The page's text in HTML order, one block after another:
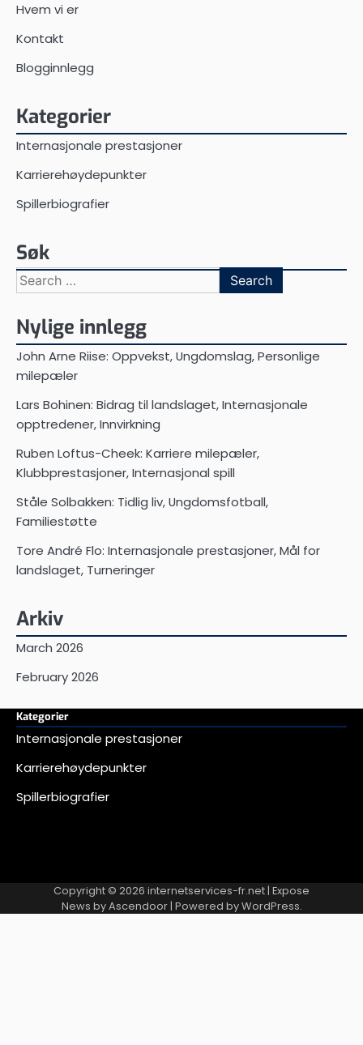
Hvem vi er
Kontakt
Blogginnlegg
Kategorier
Internasjonale prestasjoner
Karrierehøydepunkter
Spillerbiografier
Søk
Search
for:
Nylige innlegg
John Arne Riise: Oppvekst, Ungdomslag, Personlige
milepæler
Lars Bohinen: Bidrag til landslaget, Internasjonale
opptredener, Innvirkning
Ruben Loftus-Cheek: Karriere milepæler,
Klubbprestasjoner, Internasjonal spill
Ståle Solbakken: Tidlig liv, Ungdomsfotball,
Familiestøtte
Tore André Flo: Internasjonale prestasjoner, Mål for
landslaget, Turneringer
Arkiv
March 2026
February 2026
Kategorier
Internasjonale prestasjoner
Karrierehøydepunkter
Spillerbiografier
Copyright © 2026 internetservices-fr.net| Expose
News byAscendoor| Powered byWordPress.